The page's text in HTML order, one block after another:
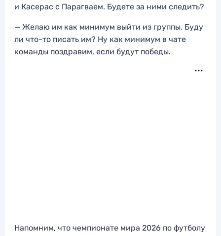
и Касерас с Парагваем. Будете за ними следить?
— Желаю им как минимум выйти из группы. Буду
ли что-то писать им? Ну как минимум в чате
команды поздравим, если будут победы.
Напомним, что чемпионате мира 2026 по футболу